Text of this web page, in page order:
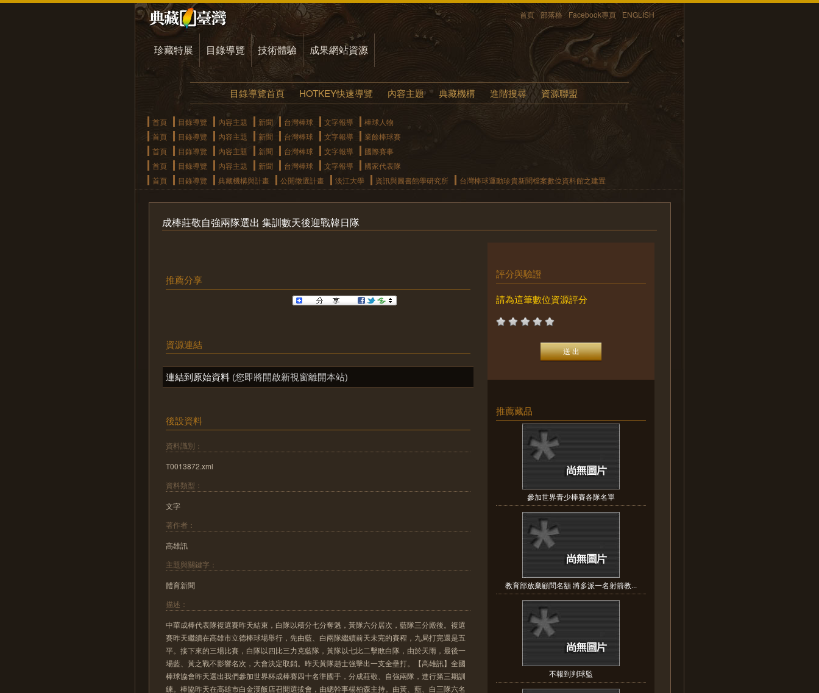
首頁 部落格 Facebook專頁 ENGLISH
珍藏特展 目錄導覽 技術體驗 成果網站資源
目錄導覽首頁 HOTKEY快速導覽 內容主題 典藏機構 進階搜尋 資源聯盟
首頁 目錄導覽 內容主題 新聞 台灣棒球 文字報導
棒球人物
首頁
目錄導覽 內容主題 新聞 台灣棒球 文字報導
業餘棒球賽
首頁
目錄導覽 內容主題 新聞 台灣棒球 文字報導
國際賽事
首頁
目錄導覽 內容主題 新聞 台灣棒球 文字報導
國家代表隊
首頁
目錄導覽 典藏機構與計畫 公開徵選計畫 淡江大學 資訊與圖書館學研究所 台灣棒球運動珍貴新聞檔案數位資料館之建置
成棒莊敬自強兩隊選出 集訓數天後迎戰韓日隊
推薦分享
資源連結
連結到原始資料 (您即將開啟新視窗離開本站)
後設資料
資料識別：
T0013872.xml
資料類型：
文字
著作者：
高雄訊
主題與關鍵字：
體育新聞
描述：
中華成棒代表隊複選賽昨天結束，白隊以積分七分奪魁，黃隊六分居次，藍隊三分殿後。複選
賽昨天繼續在高雄市立德棒球場舉行，先由藍、白兩隊繼續前天未完的賽程，九局打完還是五
平。接下來的三場比賽，白隊以四比三力克藍隊，黃隊以七比二擊敗白隊，由於天雨，最後一
場藍、黃之戰不影響名次，大會決定取銷。昨天黃隊趙士強擊出一支全壘打。【高雄訊】全國
棒球協會昨天選出我們參加世界杯成棒賽四十名準國手，分成莊敬、自強兩隊，進行第三期訓
練。棒協昨天在高雄市白金漢飯店召開選拔會，由總幹事楊柏森主持。由黃、藍、白三隊六名
評分與驗證
請為這筆數位資源評分
推薦藏品
參加世界青少棒賽各隊名單
教育部放棄顧問名額 將多派一名射箭教...
不報到判球監